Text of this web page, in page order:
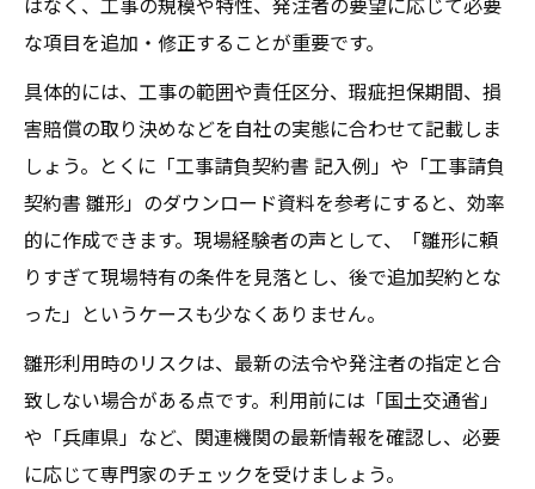
な項目を追加・修正することが重要です。
具体的には、工事の範囲や責任区分、瑕疵担保期間、損
害賠償の取り決めなどを自社の実態に合わせて記載しま
しょう。とくに「工事請負契約書 記入例」や「工事請負
契約書 雛形」のダウンロード資料を参考にすると、効率
的に作成できます。現場経験者の声として、「雛形に頼
りすぎて現場特有の条件を見落とし、後で追加契約とな
った」というケースも少なくありません。
雛形利用時のリスクは、最新の法令や発注者の指定と合
致しない場合がある点です。利用前には「国土交通省」
や「兵庫県」など、関連機関の最新情報を確認し、必要
に応じて専門家のチェックを受けましょう。